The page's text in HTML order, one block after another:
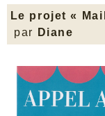
Le projet «
par
Diane